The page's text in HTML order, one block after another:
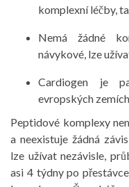
komplexní léčby,
Nemá žádné
návykové, lze
Cardiogen je
evropských
Peptidové komplexy
a neexistuje žádná
lze užívat nezávisle,
asi 4 týdny po